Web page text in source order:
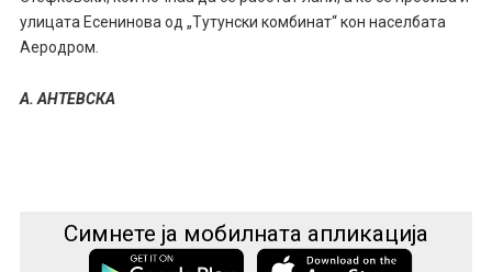
улицата Есенинова од „Тутунски комбинат“ кон населбата
Аеродром.
А. АНТЕВСКА
Симнете ја мобилната апликација